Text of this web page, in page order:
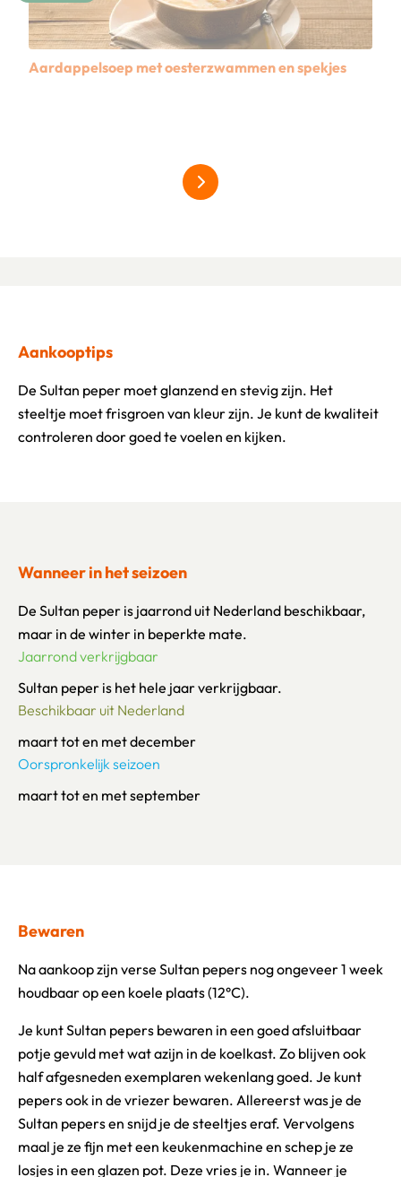
Aardappelsoep met oesterzwammen en spekjes
Alles over grillgroentes
Aankooptips
De Sultan peper moet glanzend en stevig zijn. Het
steeltje moet frisgroen van kleur zijn. Je kunt de kwaliteit
controleren door goed te voelen en kijken.
Wanneer in het seizoen
De Sultan peper is jaarrond uit Nederland beschikbaar,
maar in de winter in beperkte mate.
Jaarrond verkrijgbaar
Sultan peper is het hele jaar verkrijgbaar.
Beschikbaar uit Nederland
maart tot en met december
Oorspronkelijk seizoen
maart tot en met september
Bewaren
Na aankoop zijn verse Sultan pepers nog ongeveer 1 week
houdbaar op een koele plaats (12°C).
Je kunt Sultan pepers bewaren in een goed afsluitbaar
potje gevuld met wat azijn in de koelkast. Zo blijven ook
half afgesneden exemplaren wekenlang goed. Je kunt
pepers ook in de vriezer bewaren. Allereerst was je de
Sultan pepers en snijd je de steeltjes eraf. Vervolgens
maal je ze fijn met een keukenmachine en schep je ze
losjes in een glazen pot. Deze vries je in. Wanneer je